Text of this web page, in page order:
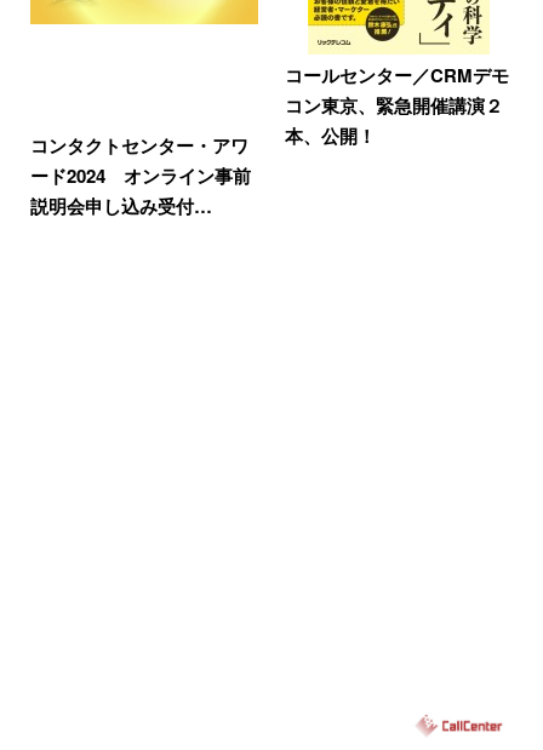
コンタクトセンター・アワ
ード2024 オンライン事前
説明会申し込み受付…
コールセンター／CRMデモ
コン東京、緊急開催講演２
本、公開！